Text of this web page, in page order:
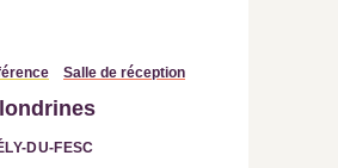
Salle de réception
DU-FESC